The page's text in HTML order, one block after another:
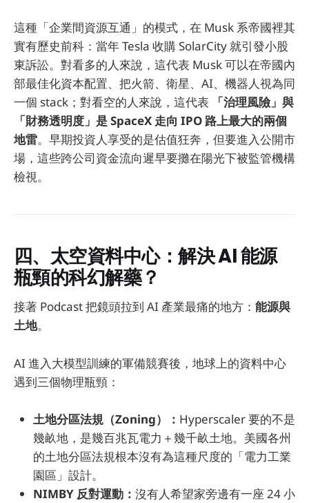
這種「企業間資源互通」的模式，在 Musk 系帝國裡其
實有歷史前科：當年 Tesla 收購 SolarCity 就引發小股
東訴訟。對看多的人來說，這代表 Musk 可以在帝國內
部最佳化資本配置、把火箭、衛星、AI、機器人視為同
一個 stack；對看空的人來說，這代表
「治理風險」與
「財務透明度」是 SpaceX 走向 IPO 路上最大的兩個
地雷。早期投資人享受的是估值狂奔，但要進入公開市
場，這些跨公司資金流向遲早要攤在陽光下被監管機構
檢視。
四、太空資料中心：解決 AI 能源
瓶頸的科幻解藥？
接著 Podcast 把鏡頭拉到 AI 產業最痛的地方： 能源與
土地。
AI 進入大模型訓練的軍備競賽後，地球上的資料中心
遇到三個物理瓶頸：
土地分區法規（Zoning）： Hyperscaler 要的不是
幾畝地，是幾百兆瓦電力＋幾千畝土地。美國各州
的土地分區法規根本沒有為這種尺度的「電力工業
園區」設計。
NIMBY 反對運動： 沒有人希望家旁邊有一座 24 小